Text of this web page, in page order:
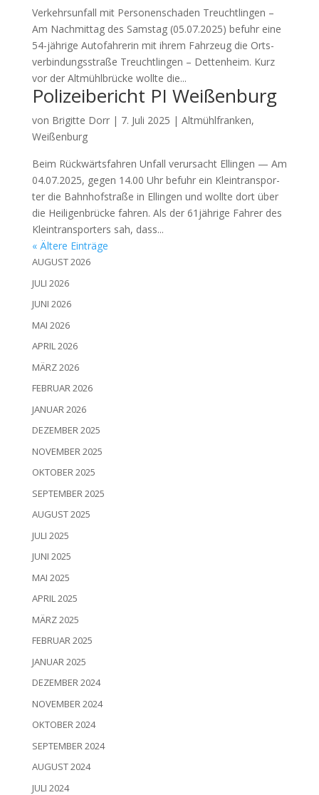
Ver­kehrs­un­fall mit Per­so­nen­scha­den Treucht­lin­gen –
Am Nach­mit­tag des Sams­tag (05.07.2025) befuhr eine
54-jäh­ri­ge Auto­fah­re­rin mit ihrem Fahr­zeug die Orts­
ver­bin­dungs­stra­ße Treucht­lin­gen – Det­ten­heim. Kurz
vor der Alt­mühl­brü­cke woll­te die...
Polizeibericht PI Weißenburg
von Brigitte Dorr| 7. Juli 2025 | Altmühlfranken,
Weißenburg
Beim Rück­wärts­fah­ren Unfall ver­ur­sacht Ellin­gen — Am
04.07.2025, gegen 14.00 Uhr befuhr ein Klein­trans­por­
ter die Bahn­hof­stra­ße in Ellin­gen und woll­te dort über
die Hei­li­gen­brü­cke fah­ren. Als der 61jährige Fah­rer des
Klein­trans­por­ters sah, dass...
« Ältere Einträge
AUGUST 2026
JULI 2026
JUNI 2026
MAI 2026
APRIL 2026
MÄRZ 2026
FEBRUAR 2026
JANUAR 2026
DEZEMBER 2025
NOVEMBER 2025
OKTOBER 2025
SEPTEMBER 2025
AUGUST 2025
JULI 2025
JUNI 2025
MAI 2025
APRIL 2025
MÄRZ 2025
FEBRUAR 2025
JANUAR 2025
DEZEMBER 2024
NOVEMBER 2024
OKTOBER 2024
SEPTEMBER 2024
AUGUST 2024
JULI 2024